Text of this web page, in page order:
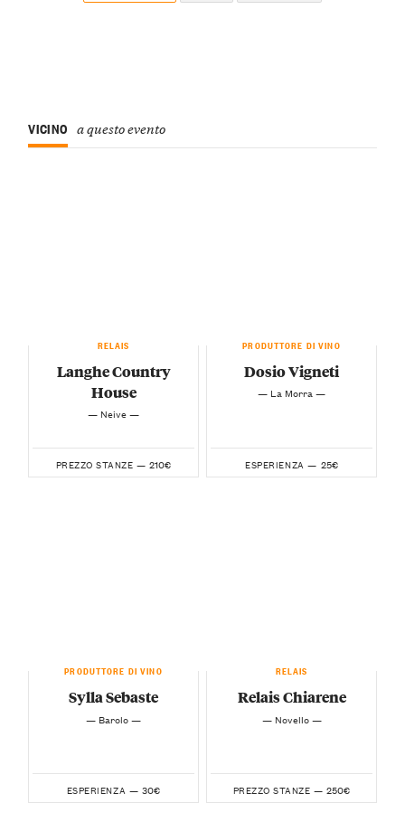
VICINO a questo evento
RELAIS
Langhe Country
House
— Neive —
PREZZO STANZE — 210€
PRODUTTORE DI VINO
Dosio Vigneti
— La Morra —
ESPERIENZA — 25€
PRODUTTORE DI VINO
Sylla Sebaste
— Barolo —
ESPERIENZA — 30€
RELAIS
Relais Chiarene
— Novello —
PREZZO STANZE — 250€